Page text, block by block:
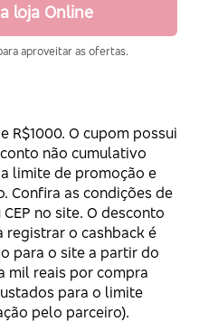
loja Online
aproveitar as ofertas.
R$1000. O cupom possui
não cumulativo
limite de promoção e
Confira as condições de
no site. O desconto
registrar o cashback é
para o site a partir do
mil reais por compra
para o limite
pelo parceiro).